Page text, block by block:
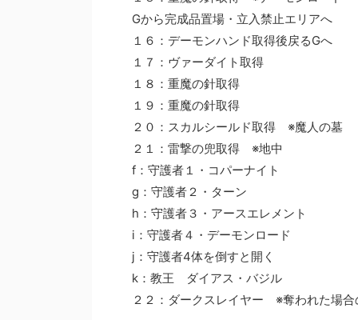
Gから完成品置場・立入禁止エリアへ
１６：デーモンハンド取得後戻るGへ
１７：ヴァーダイト取得
１８：重魔の針取得
１９：重魔の針取得
２０：スカルシールド取得 ※魔人の墓
２１：雷撃の兜取得 ※地中
f：守護者１・コパーナイト
g：守護者２・ターン
h：守護者３・アースエレメント
i：守護者４・デーモンロード
j：守護者4体を倒すと開く
k：教王 ダイアス・バジル
２２：ダークスレイヤー ※奪われた場合